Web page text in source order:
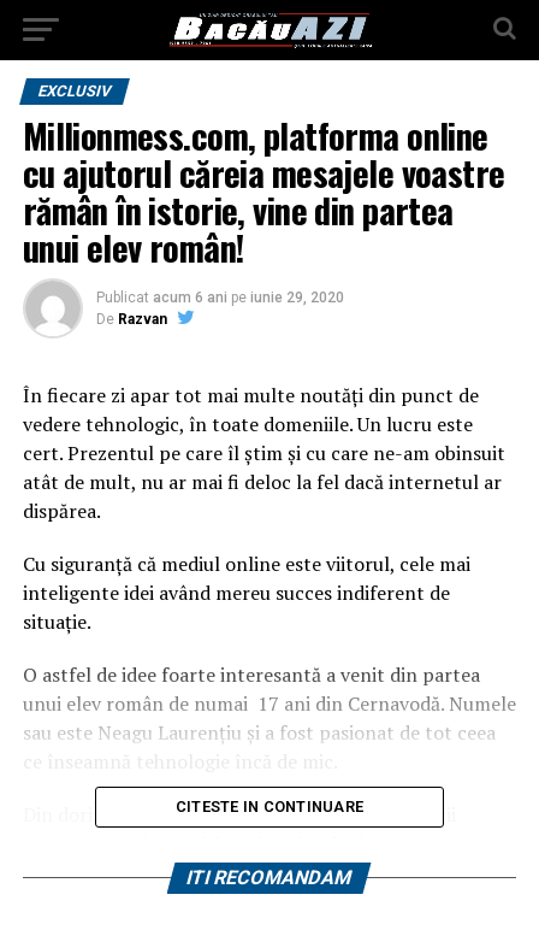
EXCLUSIV
Millionmess.com, platforma online
cu ajutorul căreia mesajele voastre
rămân în istorie, vine din partea
unui elev român!
Publicat acum 6 ani pe iunie 29, 2020
De Razvan
În fiecare zi apar tot mai multe noutăți din punct de
vedere tehnologic, în toate domeniile. Un lucru este
cert. Prezentul pe care îl știm și cu care ne-am obinsuit
atât de mult, nu ar mai fi deloc la fel dacă internetul ar
dispărea.
Cu siguranță că mediul online este viitorul, cele mai
inteligente idei având mereu succes indiferent de
situație.
O astfel de idee foarte interesantă a venit din partea
unui elev român de numai 17 ani din Cernavodă. Numele
sau este Neagu Laurențiu și a fost pasionat de tot ceea
ce înseamnă tehnologie încă de mic.
Din dorința de a căuta mereu cele mai bune soluții
o platformă online, un site prin intermediul căruia orice
persoană își poate transmite mesajul în fața populației
CITESTE IN CONTINUARE
ITI RECOMANDAM